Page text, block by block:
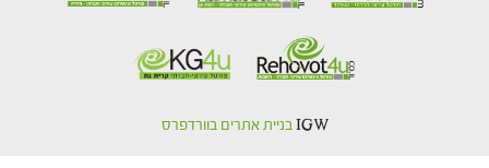
IGW בניית אתרים בוורדפרס